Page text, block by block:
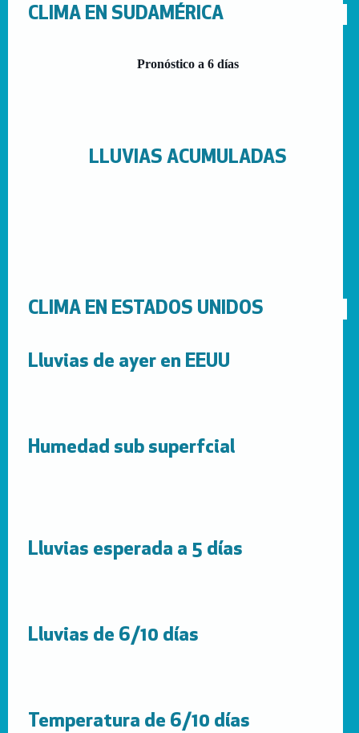
CLIMA EN SUDAMÉRICA
Pronóstico a 6 días
LLUVIAS ACUMULADAS
CLIMA EN ESTADOS UNIDOS
Lluvias de ayer en EEUU
Humedad sub superfcial
Lluvias esperada a 5 días
Lluvias de 6/10 días
Temperatura de 6/10 días